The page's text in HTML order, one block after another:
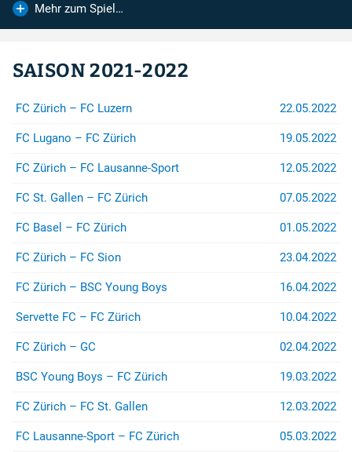
Konto
89-92605-4
Zürcher Südkurve
Rechtshilfe
Bei Fragen betreffend Repression
(z.B. bei Stadion- oder
Rayonverboten) könnt ihr über
jurist@suedkurve.ch
aufnehmen.
Mehr zum Spiel…
SAISON 2021-2022
FC Zürich – FC Luzern 22.05.2022
FC Lugano – FC Zürich 19.05.2022
FC Zürich – FC Lausanne-Sport 12.05.2022
FC St. Gallen – FC Zürich 07.05.2022
FC Basel – FC Zürich 01.05.2022
FC Zürich – FC Sion 23.04.2022
FC Zürich – BSC Young Boys 16.04.2022
Servette FC – FC Zürich 10.04.2022
FC Zürich – GC 02.04.2022
BSC Young Boys – FC Zürich 19.03.2022
FC Zürich – FC St. Gallen 12.03.2022
FC Lausanne-Sport – FC Zürich 05.03.2022